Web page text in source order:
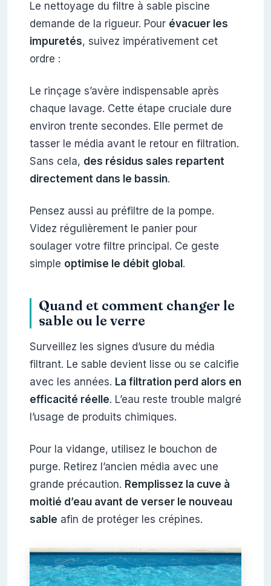
Le nettoyage du filtre à sable piscine
demande de la rigueur. Pour évacuer les
impuretés, suivez impérativement cet
ordre :
Le rinçage s’avère indispensable après
chaque lavage. Cette étape cruciale dure
environ trente secondes. Elle permet de
tasser le média avant le retour en filtration.
Sans cela, des résidus sales repartent
directement dans le bassin.
Pensez aussi au préfiltre de la pompe.
Videz régulièrement le panier pour
soulager votre filtre principal. Ce geste
simple optimise le débit global.
Quand et comment changer le
sable ou le verre
Surveillez les signes d’usure du média
filtrant. Le sable devient lisse ou se calcifie
avec les années. La filtration perd alors en
efficacité réelle. L’eau reste trouble malgré
l’usage de produits chimiques.
Pour la vidange, utilisez le bouchon de
purge. Retirez l’ancien média avec une
grande précaution. Remplissez la cuve à
moitié d’eau avant de verser le nouveau
sable afin de protéger les crépines.